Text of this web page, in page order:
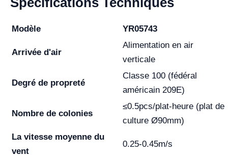
Modèle YR05743
Arrivée d'air
Alimentation en air
verticale
Degré de propreté
Classe 100 (fédéral
américain 209E)
Nombre de colonies
≤0.5pcs/plat-heure (plat de
culture Ø90mm)
La vitesse moyenne du
vent
0.25-0.45m/s